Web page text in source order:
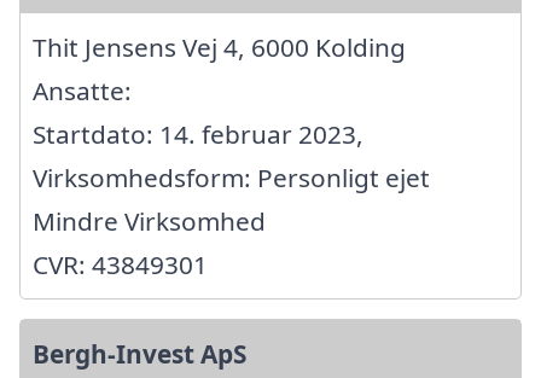
Thit Jensens Vej 4, 6000 Kolding
Ansatte:
Startdato: 14. februar 2023,
Virksomhedsform: Personligt ejet
Mindre Virksomhed
CVR: 43849301
Bergh-Invest ApS